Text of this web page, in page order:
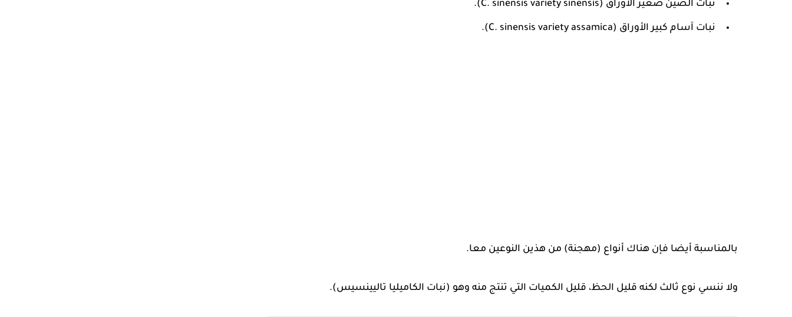
نبات الصين صغير الأوراق (C. sinensis variety sinensis).
نبات آسام كبير الأوراق (C. sinensis variety assamica).
بالمناسبة أيضا فإن هناك أنواع (مهجنة) من هذين النوعين معا.
ولا ننسي نوع ثالث لكنه قليل الحظ، قليل الكميات التي تنتج منه وهو (نبات الكاميليا تاليينسيس).